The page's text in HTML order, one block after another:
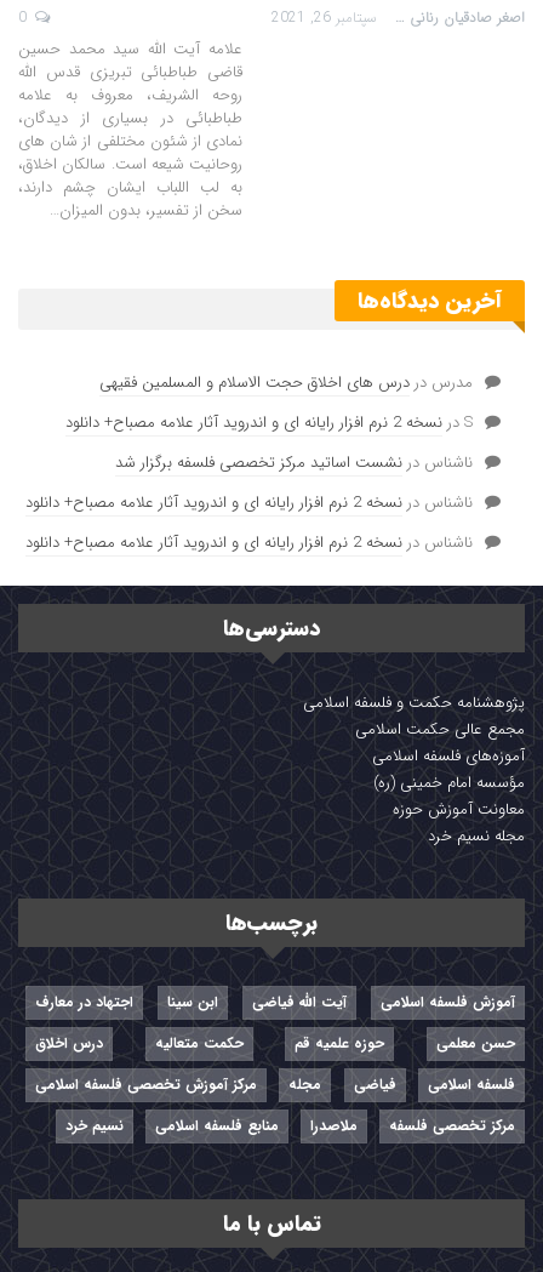
اصغر صادقیان رنانی سپتامبر 26, 2021
علامه آیت الله سید محمد حسین
قاضی طباطبائی تبریزی قدس الله
روحه الشریف، معروف به علامه
طباطبائی در بسیاری از دیدگان،
نمادی از شئون مختلفی از شان های
روحانیت شیعه است. سالکان اخلاق،
به لب اللباب ایشان چشم دارند،
سخن از تفسیر، بدون المیزان…
آخرین دیدگاه‌ها
مدرس در درس های اخلاق حجت الاسلام و المسلمین فقیهی
Sدر نسخه 2 نرم افزار رایانه ای و اندروید آثار علامه مصباح+ دانلود
ناشناس در نشست اساتید مرکز تخصصی فلسفه برگزار شد
ناشناس در نسخه 2 نرم افزار رایانه ای و اندروید آثار علامه مصباح+ دانلود
ناشناس در نسخه 2 نرم افزار رایانه ای و اندروید آثار علامه مصباح+ دانلود
دسترسی‌ها
پژوهشنامه حکمت و فلسفه اسلامی
مجمع عالی حکمت اسلامی
آموزه‌های فلسفه اسلامی
مؤسسه امام خمینی (ره)
معاونت آموزش حوزه
مجله نسیم خرد
برچسب‌ها
آموزش فلسفه اسلامی آیت الله فیاضی ابن سینا
اجتهاد در معارف
حسن معلمی
حوزه علمیه قم حکمت متعالیه
درس اخلاق
فلسفه اسلامی
فیاضی مجله
مرکز آموزش تخصصی فلسفه اسلامی
مرکز تخصصی فلسفه
ملاصدرا منابع فلسفه اسلامی نسیم خرد
تماس با ما